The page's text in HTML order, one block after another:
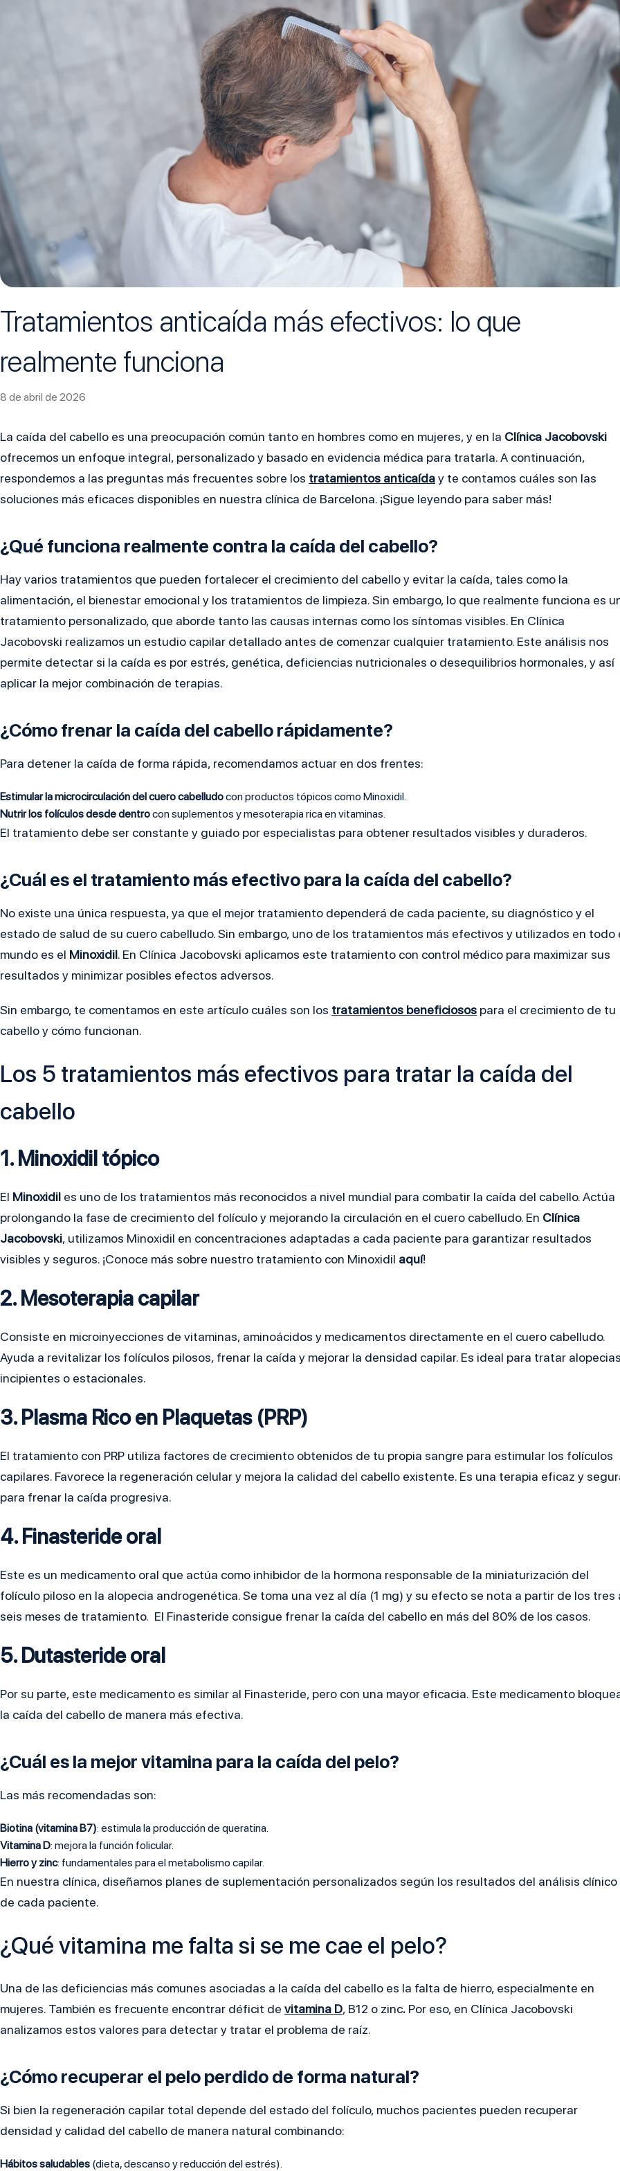
Tratamientos anticaída más efectivos: lo que
realmente funciona
8 de abril de 2026
La caída del cabello es una preocupación común tanto en hombres como en mujeres, y en la Clínica Jacobovski
ofrecemos un enfoque integral, personalizado y basado en evidencia médica para tratarla. A continuación,
respondemos a las preguntas más frecuentes sobre los tratamientos anticaíday te contamos cuáles son las
soluciones más eficaces disponibles en nuestra clínica de Barcelona. ¡Sigue leyendo para saber más!
¿Qué funciona realmente contra la caída del cabello?
Hay varios tratamientos que pueden fortalecer el crecimiento del cabello y evitar la caída, tales como la
alimentación, el bienestar emocional y los tratamientos de limpieza. Sin embargo, lo que realmente funciona es
tratamiento personalizado, que aborde tanto las causas internas como los síntomas visibles. En Clínica
Jacobovski realizamos un estudio capilar detallado antes de comenzar cualquier tratamiento. Este análisis nos
permite detectar si la caída es por estrés, genética, deficiencias nutricionales o desequilibrios hormonales, y así
aplicar la mejor combinación de terapias.
¿Cómo frenar la caída del cabello rápidamente?
Para detener la caída de forma rápida, recomendamos actuar en dos frentes:
Estimular la microcirculación del cuero cabelludocon productos tópicos como Minoxidil.
Nutrir los folículos desde dentrocon suplementos y mesoterapia rica en vitaminas.
El tratamiento debe ser constante y guiado por especialistas para obtener resultados visibles y duraderos.
¿Cuál es el tratamiento más efectivo para la caída del cabello?
No existe una única respuesta, ya que el mejor tratamiento dependerá de cada paciente, su diagnóstico y el
estado de salud de su cuero cabelludo. Sin embargo, uno de los tratamientos más efectivos y utilizados en todo
mundo es el Minoxidil. En Clínica Jacobovski aplicamos este tratamiento con control médico para maximizar sus
resultados y minimizar posibles efectos adversos.
Sin embargo, te comentamos en este artículo cuáles son los tratamientos beneficiosos para el crecimiento de tu
cabello y cómo funcionan.
Los 5 tratamientos más efectivos para tratar la caída del
cabello
1. Minoxidil tópico
El Minoxidil es uno de los tratamientos más reconocidos a nivel mundial para combatir la caída del cabello. Actúa
prolongando la fase de crecimiento del folículo y mejorando la circulación en el cuero cabelludo. En Clínica
Jacobovski, utilizamos Minoxidil en concentraciones adaptadas a cada paciente para garantizar resultados
visibles y seguros. ¡Conoce más sobre nuestro tratamiento con Minoxidil aquí!
2. Mesoterapia capilar
Consiste en microinyecciones de vitaminas, aminoácidos y medicamentos directamente en el cuero cabelludo.
Ayuda a revitalizar los folículos pilosos, frenar la caída y mejorar la densidad capilar. Es ideal para tratar
incipientes o estacionales.
3. Plasma Rico en Plaquetas (PRP)
El tratamiento con PRP utiliza factores de crecimiento obtenidos de tu propia sangre para estimular los folículos
capilares. Favorece la regeneración celular y mejora la calidad del cabello existente. Es una terapia eficaz y
para frenar la caída progresiva.
4. Finasteride oral
Este es un medicamento oral que actúa como inhibidor de la hormona responsable de la miniaturización del
folículo piloso en la alopecia androgenética. Se toma una vez al día (1 mg) y su efecto se nota a partir de los tres
seis meses de tratamiento. El Finasteride consigue frenar la caída del cabello en más del 80% de los casos.
5. Dutasteride oral
Por su parte, este medicamento es similar al Finasteride, pero con una mayor eficacia. Este medicamento
la caída del cabello de manera más efectiva.
¿Cuál es la mejor vitamina para la caída del pelo?
Las más recomendadas son:
Biotina (vitamina B7): estimula la producción de queratina.
Vitamina D: mejora la función folicular.
Hierro y zinc: fundamentales para el metabolismo capilar.
En nuestra clínica, diseñamos planes de suplementación personalizados según los resultados del análisis clínico
de cada paciente.
¿Qué vitamina me falta si se me cae el pelo?
Una de las deficiencias más comunes asociadas a la caída del cabello es la falta de hierro, especialmente en
mujeres. También es frecuente encontrar déficit de vitamina D, B12 o zinc. Por eso, en Clínica Jacobovski
analizamos estos valores para detectar y tratar el problema de raíz.
¿Cómo recuperar el pelo perdido de forma natural?
Si bien la regeneración capilar total depende del estado del folículo, muchos pacientes pueden recuperar
densidad y calidad del cabello de manera natural combinando:
Hábitos saludables (dieta, descanso y reducción del estrés).